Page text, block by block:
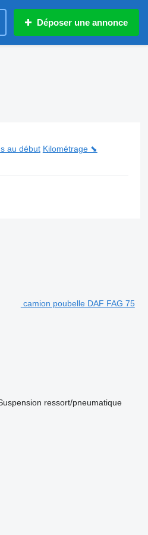
Déposer une annonce
au début Kilométrage ⬊
camion poubelle DAF FAG 75
ressort/pneumatique